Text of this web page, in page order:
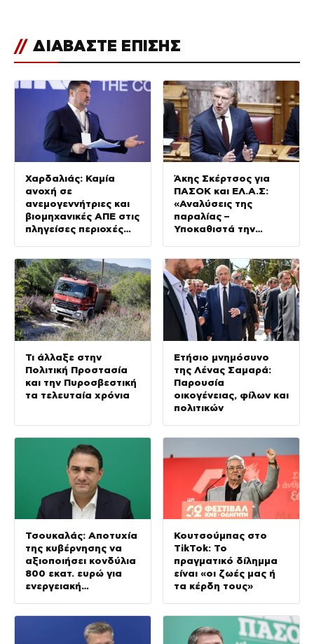
// ΔΙΑΒΑΣΤΕ ΕΠΙΣΗΣ
Χαρδαλιάς: Καμία
ανοχή σε
ανεμογεννήτριες και
βιομηχανικές ΑΠΕ στις
πληγείσες περιοχές
Άκης Σκέρτσος για
ΠΑΣΟΚ και ΕΛ.Α.Σ:
«Αναλύσεις της
παραλίας –
Υποκαθιστά την
προπαγάνδα»
Τι άλλαξε στην
Πολιτική Προστασία
και την Πυροσβεστική
τα τελευταία χρόνια
Ετήσιο μνημόσυνο
της Λένας Σαμαρά:
Παρουσία
οικογένειας, φίλων και
πολιτικών
Τσουκαλάς: Αποτυχία
της κυβέρνησης να
αξιοποιήσει κονδύλια
800 εκατ. ευρώ για
ενεργειακή
Κουτσούμπας στο
TikTok: Το
πραγματικό δίλημμα
είναι «οι ζωές μας ή
τα κέρδη τους»